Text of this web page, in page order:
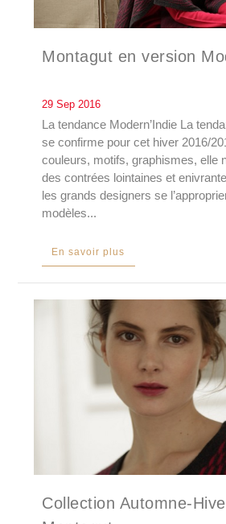
Montagut en version
29 Sep 2016
La tendance Modern’Indie La
se confirme pour cet hiver 2016/
couleurs, motifs, graphismes, elle
des contrées lointaines et
les grands designers se
modèles...
En savoir plus
Collection Automne-